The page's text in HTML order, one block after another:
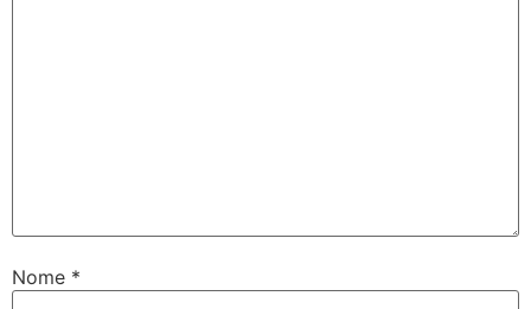
Nome *